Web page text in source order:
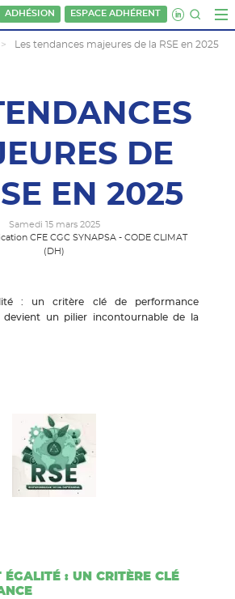
ADHÉSION ESPACE ADHÉRENT
Les tendances majeures de la RSE en 2025
DE
EN 2025
Samedi 15 mars 2025
CFE CGC SYNAPSA - CODE CLIMAT
(DH)
: un critère clé de performance
devient un pilier incontournable de la
ÉGALITÉ : UN CRITÈRE CLÉ